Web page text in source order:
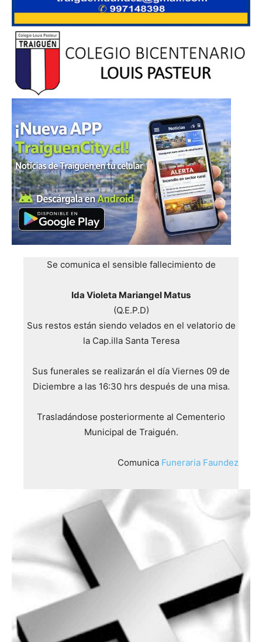
Se comunica el sensible fallecimiento de
Ida Violeta Mariangel Matus
(Q.E.P.D)
Sus restos están siendo velados en el velatorio de
la Cap.illa Santa Teresa
Sus funerales se realizarán el día Viernes 09 de
Diciembre a las 16:30 hrs después de una misa.
Trasladándose posteriormente al Cementerio
Municipal de Traiguén.
Comunica Funeraria Faundez